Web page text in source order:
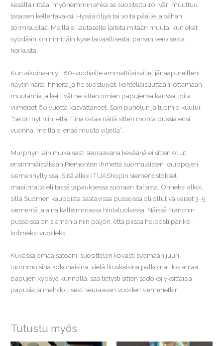
kesällä riittää, myöhemmin ehkä se suositeltu 10. Väri muuttuu
tasaisen kellertäväksi. Hyvää öljyä tai voita päälle ja vähän
sormisuolaa. Meillä ei lautaselle laiteta mitään muuta, kun ekat
syödään, on nimittäin kyse taivaallisesta, parsan veroisesta
herkusta.
Kun aikoinaan yli 80-vuotiaille ammattilaisviljelijänaapureilleni
näytin näitä ihmeitä ja he suostuivat, kohteliaisuuttaan, ottamaan
muutamia ja keittivät ne sitten omien papujensa kanssa, joita
viimeiset 60 vuotta kasvattaneet. Sain puhelun ja tuomio kuului:
”Se on nyt niin, että Tiina ostaa näitä sitten monta pussia ensi
vuonna, meillä ei enää muuta viljellä”.
Murphyn lain mukaisesti seuraavana keväänä ei sitten ollut
ensimmäistäkään Piemonten ihmettä suomalaisten kauppojen
siemenhyllyissä! Siitä alkoi ITUAShopin siemenostokset
maailmalta eli tässä tapauksessa suoraan Italiasta. Onneksi alkoi,
sillä Suomen kaupoista saatavissa pusseissa oli ollut vaivaiset 3-5
siementä ja aina kalleimmassa hintaluokassa. Näissä Franchin
pusseissa on siemeniä niin paljon, että piisaa helposti pariksi-
kolmeksi vuodeksi.
Kuvassa omaa satoani, suosittelen kovasti syömään juuri
tuommoisina kokonaisina, vielä lituskaisina palkoina. Jos antaa
papujen kypsyä kunnolla, saa tietysti sitten sadoksi yksittäisiä
papusia ja mahdollisesti seuraavan vuoden siemenetkin.
Tutustu myös